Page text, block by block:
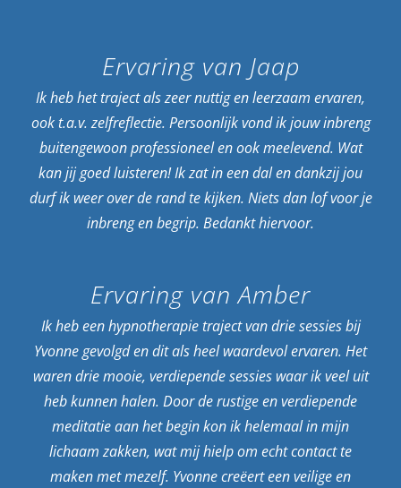
Ervaring van Jaap
Ik heb het traject als zeer nuttig en leerzaam ervaren,
ook t.a.v. zelfreflectie. Persoonlijk vond ik jouw inbreng
buitengewoon professioneel en ook meelevend. Wat
kan jij goed luisteren! Ik zat in een dal en dankzij jou
durf ik weer over de rand te kijken. Niets dan lof voor je
inbreng en begrip. Bedankt hiervoor.
Ervaring van Amber
Ik heb een hypnotherapie traject van drie sessies bij
Yvonne gevolgd en dit als heel waardevol ervaren. Het
waren drie mooie, verdiepende sessies waar ik veel uit
heb kunnen halen. Door de rustige en verdiepende
meditatie aan het begin kon ik helemaal in mijn
lichaam zakken, wat mij hielp om echt contact te
maken met mezelf. Yvonne creëert een veilige en